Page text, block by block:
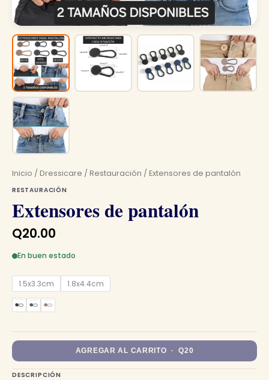
Inicio / Dressicare / Restauración / Extensores de pantalón
RESTAURACIÓN
Extensores de pantalón
Q20.00
En buen estado
1.5x3.3cm 1.8x4.4cm
AGREGAR AL CARRITO · Q20
DESCRIPCIÓN